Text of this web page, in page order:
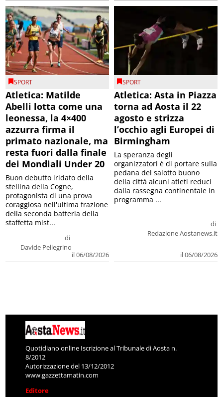
SPORT
Atletica: Matilde
Abelli lotta come una
leonessa, la 4×400
azzurra firma il
primato nazionale, ma
resta fuori dalla finale
dei Mondiali Under 20
di
Davide Pellegrino
il 06/08/2026
Buon debutto iridato della
stellina della Cogne,
protagonista di una prova
coraggiosa nell'ultima frazione
della seconda batteria della
staffetta mist...
SPORT
Atletica: Asta in Piazza
torna ad Aosta il 22
agosto e strizza
l’occhio agli Europei di
Birmingham
di
Redazione Aostanews.it
il 06/08/2026
La speranza degli
organizzatori è di portare sulla
pedana del salotto buono
della città alcuni atleti reduci
dalla rassegna continentale in
programma ...
Quotidiano online Iscrizione al Tribunale di Aosta n.
8/2012
Autorizzazione del 13/12/2012
www.gazzettamatin.com
Editore